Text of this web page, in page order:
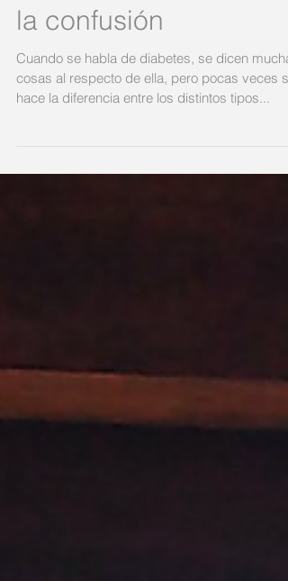
la confusión
Cuando se habla de diabetes, se dicen
cosas al respecto de ella, pero pocas veces se
hace la diferencia entre los distintos tipos...